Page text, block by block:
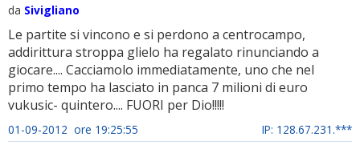
da Sivigliano
Le partite si vincono e si perdono a centrocampo,
addirittura stroppa glielo ha regalato rinunciando a
giocare.... Cacciamolo immediatamente, uno che nel
primo tempo ha lasciato in panca 7 milioni di euro
vukusic- quintero.... FUORI per Dio!!!!!
01-09-2012 ore 19:25:55 IP: 128.67.231.***